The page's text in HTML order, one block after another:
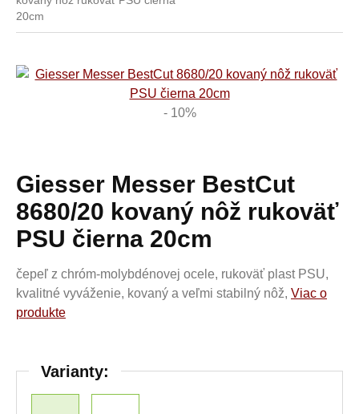
20cm
Giesser Messer BestCut
8680/20 kovaný nôž rukoväť
PSU čierna 20cm
čepeľ z chróm-molybdénovej ocele, rukoväť plast PSU,
kvalitné vyváženie, kovaný a veľmi stabilný nôž, Viac o
produkte
Varianty:
- 10%